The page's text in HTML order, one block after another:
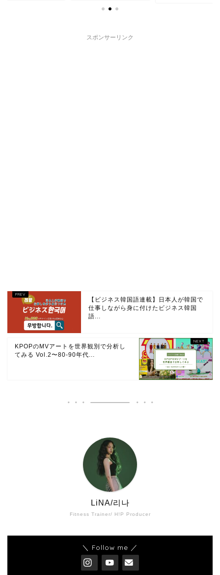
スポンサーリンク
【ビジネス韓国語連載】日本人が韓国で
仕事しながら身に付けたビジネス韓国
語...
KPOPのMVアートを世界観別で分析し
てみる Vol.2〜80-90年代...
Fitness Trainer/ H!P Producer
LiNA/리나
＼ Follow me ／